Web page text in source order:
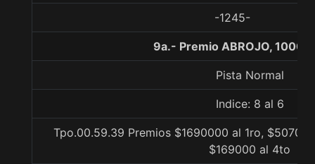
-1245-
9a.- Premio ABROJO, 1000
Pista Normal
Indice: 8 al 6
Tpo.00.59.39 Premios $1690000 al 1ro,
$169000 al 4to